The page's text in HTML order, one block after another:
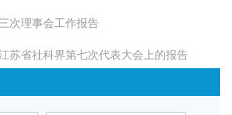
次理事会工作报告
苏省社科界第七次代表大会上的报告